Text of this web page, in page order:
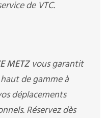
de VTC.
METZvous garantit
de gamme à
déplacements
Réservez dès